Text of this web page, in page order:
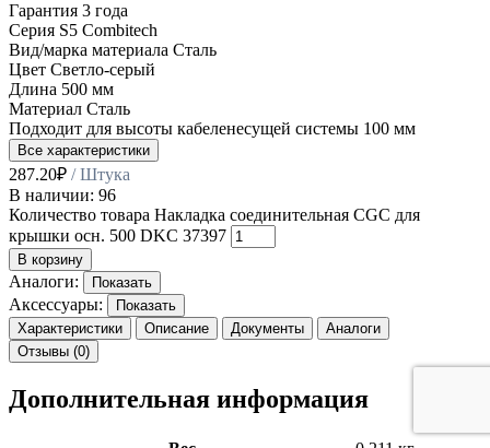
Гарантия 3 года
Серия S5 Combitech
Вид/марка материала Сталь
Цвет Светло-серый
Длина 500 мм
Материал Сталь
Подходит для высоты кабеленесущей системы 100 мм
Все характеристики
287.20₽ / Штука
В наличии: 96
Количество товара Накладка соединительная CGC для
крышки осн. 500 DKC 37397
В корзину
Аналоги: Показать
Аксессуары:
Показать
Характеристики
Описание Документы
Аналоги
Отзывы (0)
Дополнительная информация